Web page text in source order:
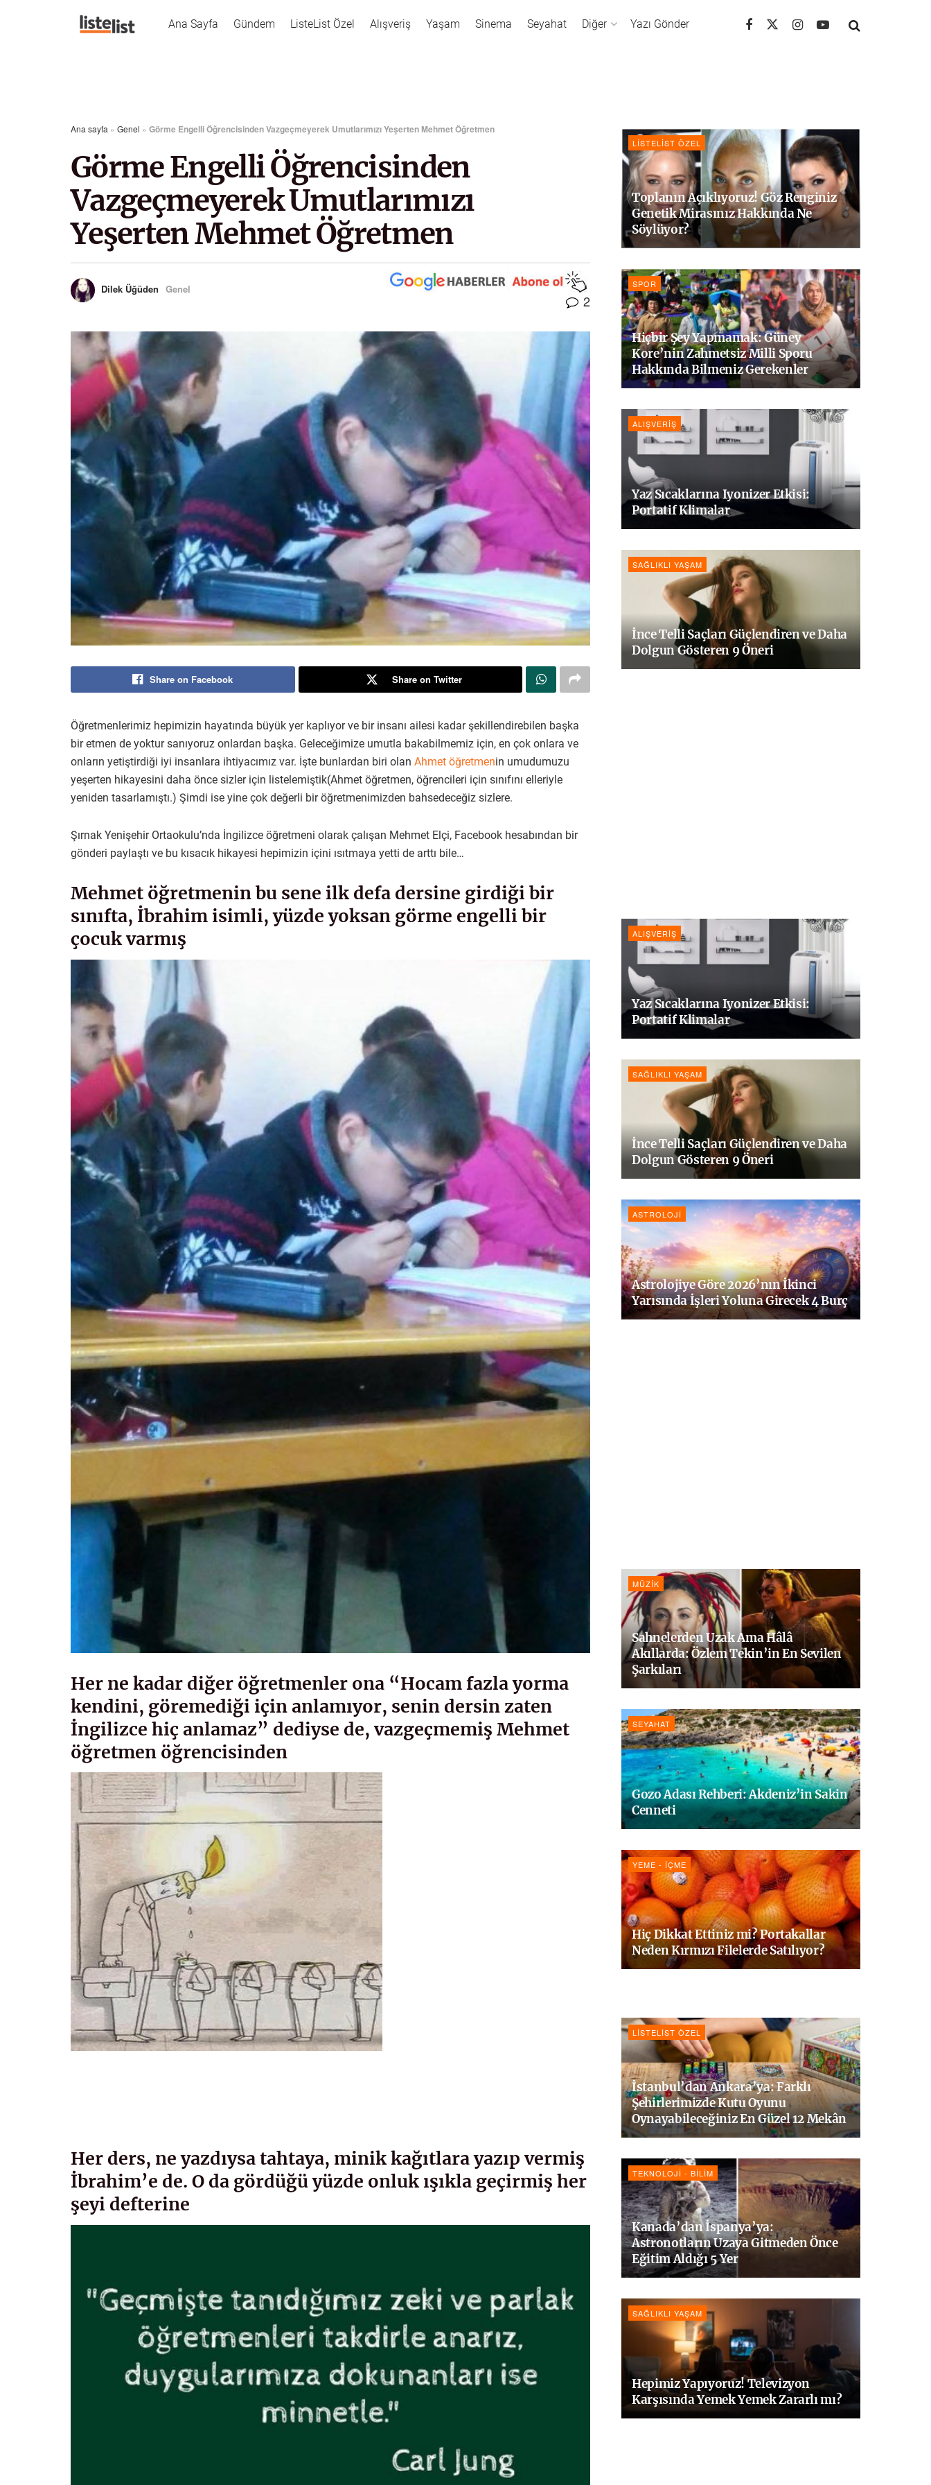
Ana Sayfa Gündem ListeList Özel Alışveriş Yaşam Sinema Seyahat Diğer Yazı Gönder
Ana sayfa » Genel » Görme Engelli Öğrencisinden Vazgeçmeyerek Umutlarımızı Yeşerten Mehmet Öğretmen
Görme Engelli Öğrencisinden
Vazgeçmeyerek Umutlarımızı
Yeşerten Mehmet Öğretmen
Dilek Üğüden Genel
2
Share on Facebook Share on Twitter
Öğretmenlerimiz hepimizin hayatında büyük yer kaplıyor ve bir insanı ailesi kadar şekillendirebilen başka
bir etmen de yoktur sanıyoruz onlardan başka. Geleceğimize umutla bakabilmemiz için, en çok onlara ve
onların yetiştirdiği iyi insanlara ihtiyacımız var. İşte bunlardan biri olan Ahmet öğretmenin umudumuzu
yeşerten hikayesini daha önce sizler için listelemiştik(Ahmet öğretmen, öğrencileri için sınıfını elleriyle
yeniden tasarlamıştı.) Şimdi ise yine çok değerli bir öğretmenimizden bahsedeceğiz sizlere.
Şırnak Yenişehir Ortaokulu’nda İngilizce öğretmeni olarak çalışan Mehmet Elçi, Facebook hesabından bir
gönderi paylaştı ve bu kısacık hikayesi hepimizin içini ısıtmaya yetti de arttı bile…
Mehmet öğretmenin bu sene ilk defa dersine girdiği bir
sınıfta, İbrahim isimli, yüzde yoksan görme engelli bir
çocuk varmış
Her ne kadar diğer öğretmenler ona “Hocam fazla yorma
kendini, göremediği için anlamıyor, senin dersin zaten
İngilizce hiç anlamaz” dediyse de, vazgeçmemiş Mehmet
öğretmen öğrencisinden
Her ders, ne yazdıysa tahtaya, minik kağıtlara yazıp vermiş
İbrahim’e de. O da gördüğü yüzde onluk ışıkla geçirmiş her
şeyi defterine
LISTELIST ÖZEL
Toplanın Açıklıyoruz! Göz Renginiz
Genetik Mirasınız Hakkında Ne
Söylüyor?
SPOR
Hiçbir Şey Yapmamak: Güney
Kore’nin Zahmetsiz Milli Sporu
Hakkında Bilmeniz Gerekenler
ALIŞVERIŞ
Yaz Sıcaklarına Iyonizer Etkisi:
Portatif Klimalar
SAĞLIKLI YAŞAM
İnce Telli Saçları Güçlendiren ve Daha
Dolgun Gösteren 9 Öneri
ALIŞVERIŞ
Yaz Sıcaklarına Iyonizer Etkisi:
Portatif Klimalar
SAĞLIKLI YAŞAM
İnce Telli Saçları Güçlendiren ve Daha
Dolgun Gösteren 9 Öneri
ASTROLOJI
Astrolojiye Göre 2026’nın İkinci
Yarısında İşleri Yoluna Girecek 4 Burç
MÜZIK
Sahnelerden Uzak Ama Hâlâ
Akıllarda: Özlem Tekin’in En Sevilen
Şarkıları
SEYAHAT
Gozo Adası Rehberi: Akdeniz’in Sakin
Cenneti
YEME - İÇME
Hiç Dikkat Ettiniz mi? Portakallar
Neden Kırmızı Filelerde Satılıyor?
LISTELIST ÖZEL
İstanbul’dan Ankara’ya: Farklı
Şehirlerimizde Kutu Oyunu
Oynayabileceğiniz En Güzel 12 Mekân
TEKNOLOJI - BILIM
Kanada’dan İspanya’ya:
Astronotların Uzaya Gitmeden Önce
Eğitim Aldığı 5 Yer
SAĞLIKLI YAŞAM
Hepimiz Yapıyoruz! Televizyon
Karşısında Yemek Yemek Zararlı mı?